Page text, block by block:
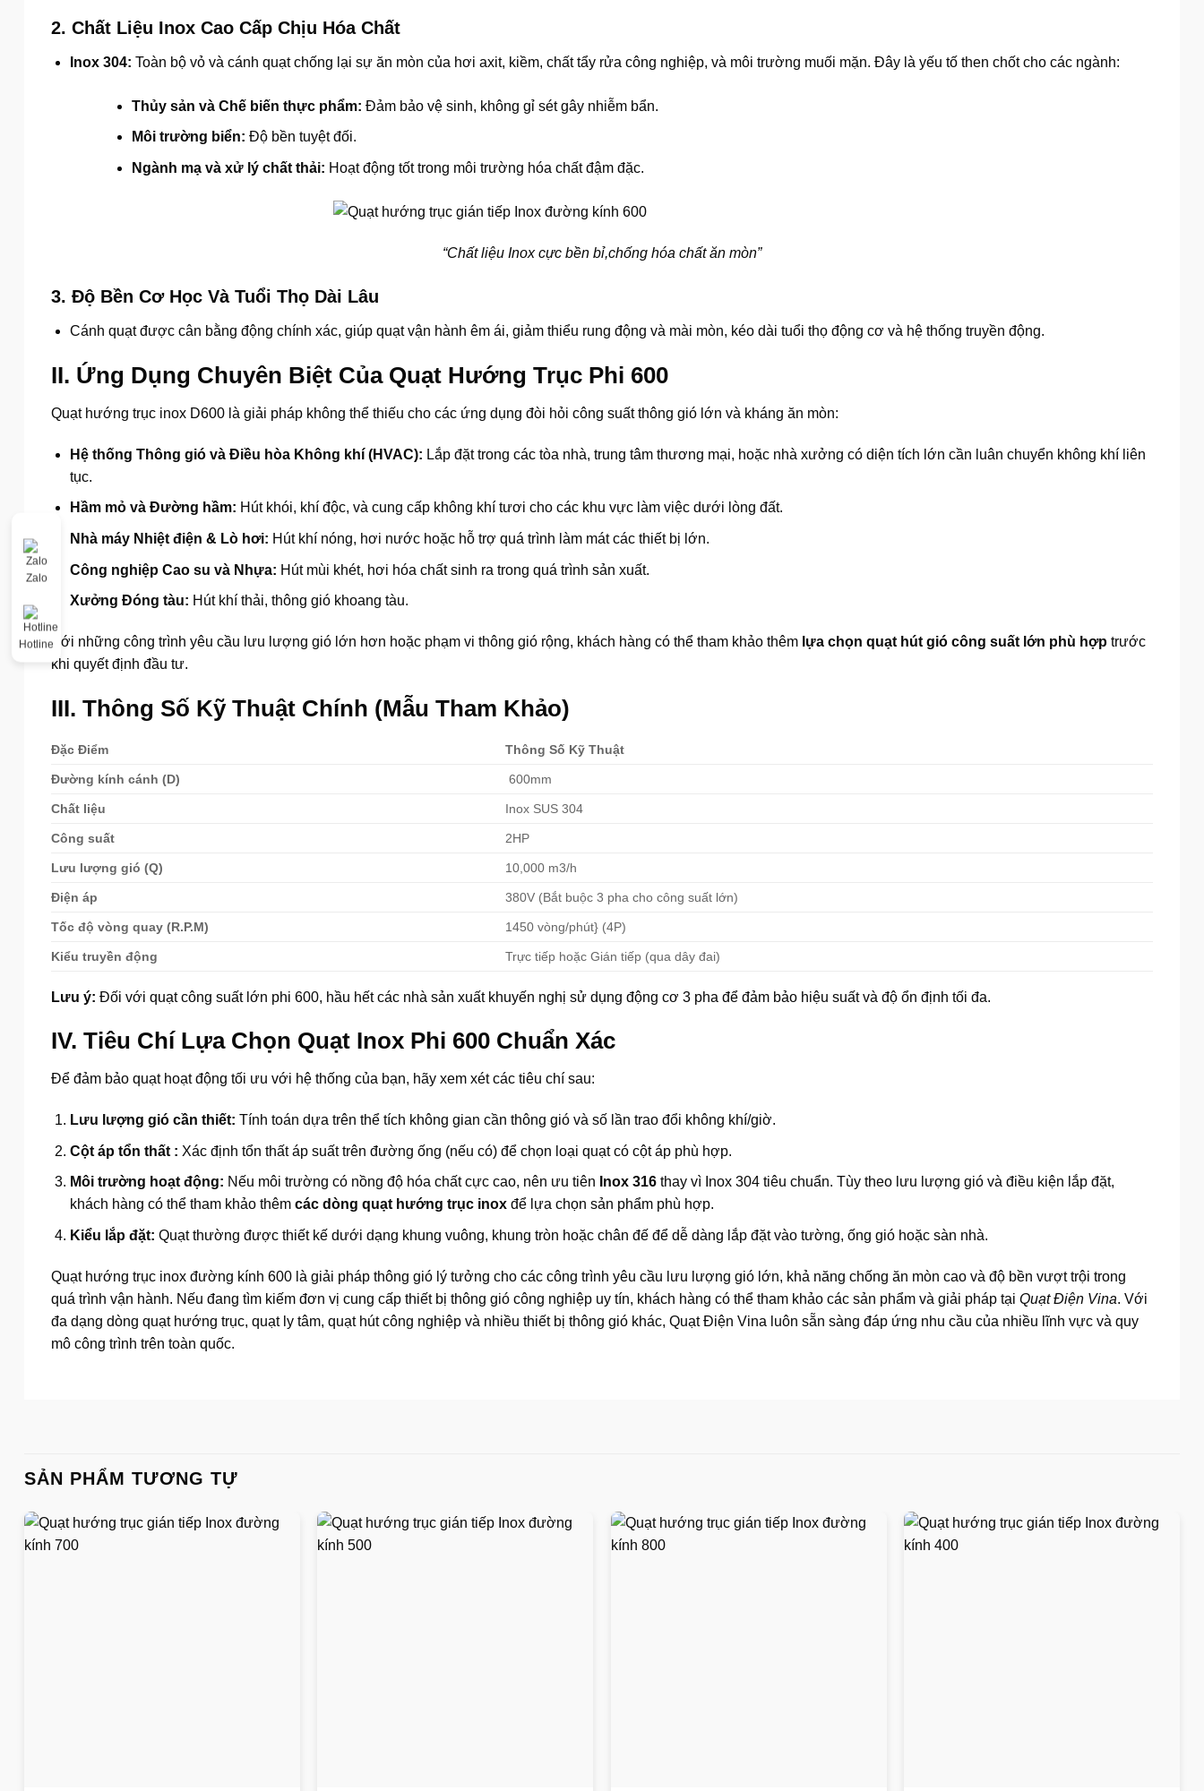
2. Chất Liệu Inox Cao Cấp Chịu Hóa Chất
Inox 304: Toàn bộ vỏ và cánh quạt chống lại sự ăn mòn của hơi axit, kiềm, chất tẩy rửa công nghiệp, và môi trường muối mặn. Đây là yếu tố then chốt cho các ngành:
Thủy sản và Chế biến thực phẩm: Đảm bảo vệ sinh, không gỉ sét gây nhiễm bẩn.
Môi trường biển: Độ bền tuyệt đối.
Ngành mạ và xử lý chất thải: Hoạt động tốt trong môi trường hóa chất đậm đặc.
“Chất liệu Inox cực bền bỉ,chống hóa chất ăn mòn”
3. Độ Bền Cơ Học Và Tuổi Thọ Dài Lâu
Cánh quạt được cân bằng động chính xác, giúp quạt vận hành êm ái, giảm thiểu rung động và mài mòn, kéo dài tuổi thọ động cơ và hệ thống truyền động.
II. Ứng Dụng Chuyên Biệt Của Quạt Hướng Trục Phi 600
Quạt hướng trục inox D600 là giải pháp không thể thiếu cho các ứng dụng đòi hỏi công suất thông gió lớn và kháng ăn mòn:
Hệ thống Thông gió và Điều hòa Không khí (HVAC): Lắp đặt trong các tòa nhà, trung tâm thương mại, hoặc nhà xưởng có diện tích lớn cần luân chuyển không khí liên
tục.
Hầm mỏ và Đường hầm: Hút khói, khí độc, và cung cấp không khí tươi cho các khu vực làm việc dưới lòng đất.
Nhà máy Nhiệt điện & Lò hơi: Hút khí nóng, hơi nước hoặc hỗ trợ quá trình làm mát các thiết bị lớn.
Công nghiệp Cao su và Nhựa: Hút mùi khét, hơi hóa chất sinh ra trong quá trình sản xuất.
Xưởng Đóng tàu: Hút khí thải, thông gió khoang tàu.
Với những công trình yêu cầu lưu lượng gió lớn hơn hoặc phạm vi thông gió rộng, khách hàng có thể tham khảo thêm lựa chọn quạt hút gió công suất lớn phù hợp trước
khi quyết định đầu tư.
III. Thông Số Kỹ Thuật Chính (Mẫu Tham Khảo)
Đặc Điểm Thông Số Kỹ Thuật
Đường kính cánh (D) 600mm
Chất liệu Inox SUS 304
Công suất 2HP
Lưu lượng gió (Q) 10,000 m3/h
Điện áp 380V (Bắt buộc 3 pha cho công suất lớn)
Tốc độ vòng quay (R.P.M) 1450 vòng/phút} (4P)
Kiểu truyền động Trực tiếp hoặc Gián tiếp (qua dây đai)
Lưu ý: Đối với quạt công suất lớn phi 600, hầu hết các nhà sản xuất khuyến nghị sử dụng động cơ 3 pha để đảm bảo hiệu suất và độ ổn định tối đa.
IV. Tiêu Chí Lựa Chọn Quạt Inox Phi 600 Chuẩn Xác
Để đảm bảo quạt hoạt động tối ưu với hệ thống của bạn, hãy xem xét các tiêu chí sau:
Lưu lượng gió cần thiết: Tính toán dựa trên thể tích không gian cần thông gió và số lần trao đổi không khí/giờ.
Cột áp tổn thất : Xác định tổn thất áp suất trên đường ống (nếu có) để chọn loại quạt có cột áp phù hợp.
Môi trường hoạt động: Nếu môi trường có nồng độ hóa chất cực cao, nên ưu tiên Inox 316thay vì Inox 304 tiêu chuẩn. Tùy theo lưu lượng gió và điều kiện lắp đặt,
khách hàng có thể tham khảo thêm các dòng quạt hướng trục inoxđể lựa chọn sản phẩm phù hợp.
Kiểu lắp đặt: Quạt thường được thiết kế dưới dạng khung vuông, khung tròn hoặc chân đế để dễ dàng lắp đặt vào tường, ống gió hoặc sàn nhà.
Quạt hướng trục inox đường kính 600 là giải pháp thông gió lý tưởng cho các công trình yêu cầu lưu lượng gió lớn, khả năng chống ăn mòn cao và độ bền vượt trội trong
quá trình vận hành. Nếu đang tìm kiếm đơn vị cung cấp thiết bị thông gió công nghiệp uy tín, khách hàng có thể tham khảo các sản phẩm và giải pháp tại Quạt Điện Vina. Với
đa dạng dòng quạt hướng trục, quạt ly tâm, quạt hút công nghiệp và nhiều thiết bị thông gió khác, Quạt Điện Vina luôn sẵn sàng đáp ứng nhu cầu của nhiều lĩnh vực và quy
mô công trình trên toàn quốc.
SẢN PHẨM TƯƠNG TỰ
Zalo
Hotline